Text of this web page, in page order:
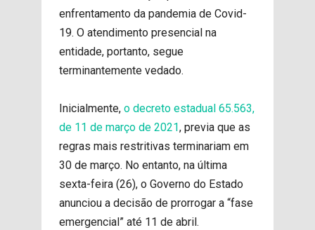
enfrentamento da pandemia de Covid-
19. O atendimento presencial na
entidade, portanto, segue
terminantemente vedado.
Inicialmente, o decreto estadual 65.563,
de 11 de março de 2021, previa que as
regras mais restritivas terminariam em
30 de março. No entanto, na última
sexta-feira (26), o Governo do Estado
anunciou a decisão de prorrogar a “fase
emergencial” até 11 de abril.